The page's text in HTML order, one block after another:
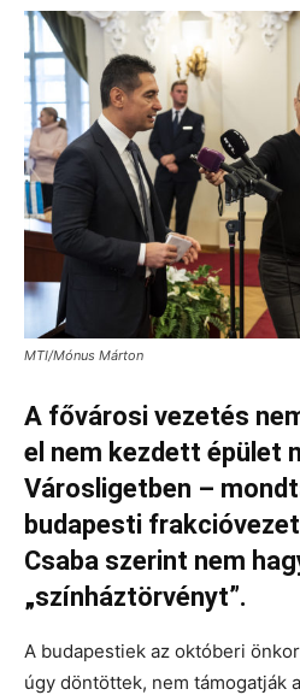
MTI/Mónus Márton
A fővárosi vezetés
el nem kezdett épület
Városligetben –
budapesti
Csaba szerint nem
„színháztörvényt”.
A budapestiek az októberi
úgy döntöttek, nem támogatják